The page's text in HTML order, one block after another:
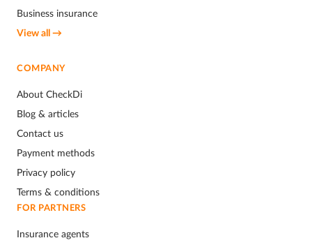
Business insurance
View all →
COMPANY
About CheckDi
Blog & articles
Contact us
Payment methods
Privacy policy
Terms & conditions
FOR PARTNERS
Insurance agents